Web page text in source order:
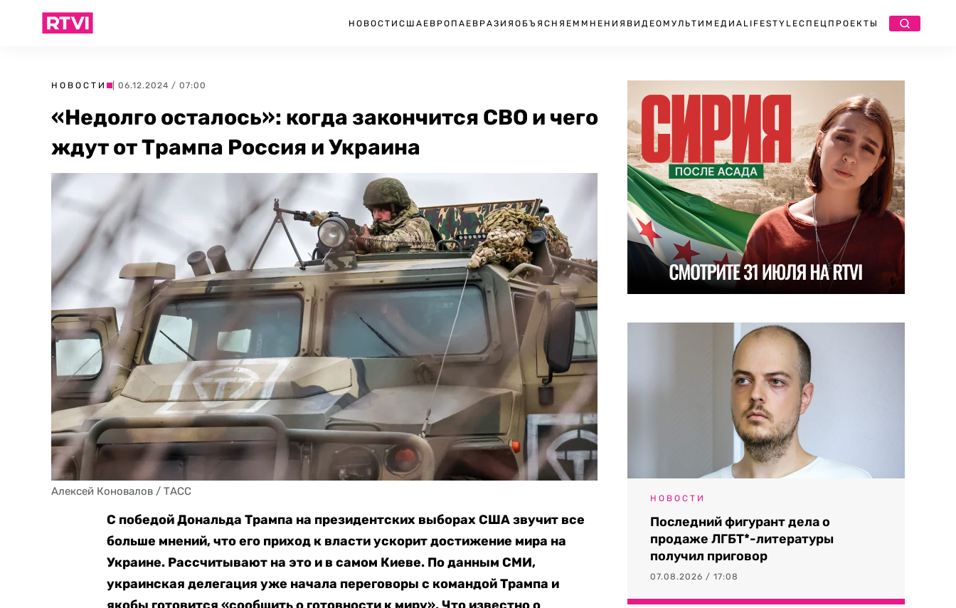
НОВОСТИ США ЕВРОПА ЕВРАЗИЯ ОБЪЯСНЯЕМ МНЕНИЯ ВИДЕО МУЛЬТИМЕДИА LIFESTYLEСПЕЦПРОЕКТЫ
НОВОСТИ | 06.12.2024 / 07:00
«Недолго осталось»: когда закончится СВО и чего
ждут от Трампа Россия и Украина
Алексей Коновалов / ТАСС
С победой Дональда Трампа на президентских выборах США звучит все
больше мнений, что его приход к власти ускорит достижение мира на
Украине. Рассчитывают на это и в самом Киеве. По данным СМИ,
украинская делегация уже начала переговоры с командой Трампа и
НОВОСТИ
Последний фигурант дела о
продаже ЛГБТ*-литературы
получил приговор
07.08.2026 / 17:08